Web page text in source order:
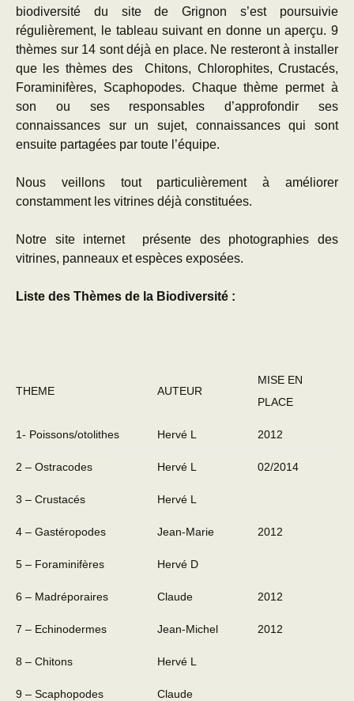
biodiversité du site de Grignon s’est poursuivie
régulièrement, le tableau suivant en donne un aperçu. 9
thèmes sur 14 sont déjà en place. Ne resteront à installer
que les thèmes des Chitons, Chlorophites, Crustacés,
Foraminifères, Scaphopodes. Chaque thème permet à
son ou ses responsables d’approfondir ses
connaissances sur un sujet, connaissances qui sont
ensuite partagées par toute l’équipe.
Nous veillons tout particulièrement à améliorer
constamment les vitrines déjà constituées.
Notre site internet présente des photographies des
vitrines, panneaux et espèces exposées.
Liste des Thèmes de la Biodiversité :
THEME AUTEUR
MISE EN
PLACE
1- Poissons/otolithes Hervé L 2012
2 – Ostracodes Hervé L 02/2014
3 – Crustacés Hervé L
4 – Gastéropodes Jean-Marie 2012
5 – Foraminifères Hervé D
6 – Madréporaires Claude 2012
7 – Echinodermes Jean-Michel 2012
8 – Chitons Hervé L
9 – Scaphopodes Claude